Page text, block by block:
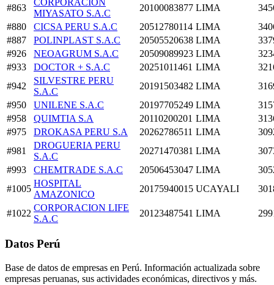
#863
MIYASATO S.A.C
20100083877 LIMA
#880
CICSA PERU S.A.C 20512780114 LIMA
#887
POLINPLAST S.A.C 20505520638 LIMA
#926
NEOAGRUM S.A.C 20509089923 LIMA
#933
DOCTOR + S.A.C 20251011461 LIMA
#942
SILVESTRE PERU
S.A.C
20191503482 LIMA
#950
UNILENE S.A.C 20197705249 LIMA
#958
QUIMTIA S.A 20110200201 LIMA
#975
DROKASA PERU S.A 20262786511 LIMA
#981
DROGUERIA PERU
S.A.C
20271470381 LIMA
#993
CHEMTRADE S.A.C 20506453047 LIMA
#1005
HOSPITAL
AMAZONICO
20175940015 UCAYALI
#1022
CORPORACION LIFE
S.A.C
20123487541 LIMA
Datos Perú
Base de datos de empresas en Perú. Información actualizada sobre
empresas peruanas, sus actividades económicas, directivos y más.